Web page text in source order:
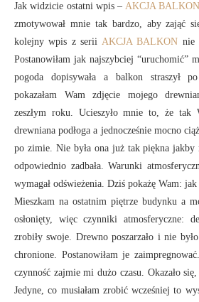
Jak widzicie ostatni wpis – AKCJA
zmotywował mnie tak bardzo, aby zająć
kolejny wpis z serii AKCJA BALKON nie
Postanowiłam jak najszybciej “uruchomić”
pogoda dopisywała a balkon straszył
pokazałam Wam zdjęcie mojego
zeszłym roku. Ucieszyło mnie to, że tak
drewniana podłoga a jednocześnie mocno
po zimie. Nie była ona już tak piękna jakby
odpowiednio zadbała. Warunki
wymagał odświeżenia. Dziś pokażę Wam:
Mieszkam na ostatnim piętrze budynku a
osłonięty, więc czynniki atmosferyczne:
zrobiły swoje. Drewno poszarzało i nie
chronione. Postanowiłam je
czynność zajmie mi dużo czasu. Okazało
Jedyne, co musiałam zrobić wcześniej to